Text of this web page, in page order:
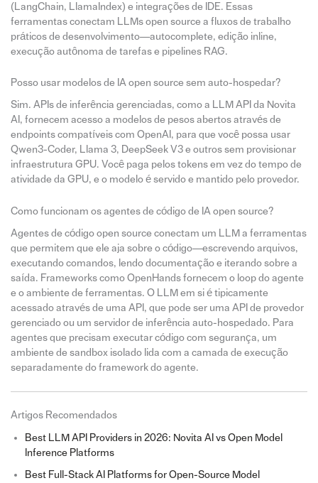
(LangChain, LlamaIndex) e integrações de IDE. Essas
ferramentas conectam LLMs open source a fluxos de trabalho
práticos de desenvolvimento—autocomplete, edição inline,
execução autônoma de tarefas e pipelines RAG.
Posso usar modelos de IA open source sem auto-hospedar?
Sim. APIs de inferência gerenciadas, como a LLM API da Novita
AI, fornecem acesso a modelos de pesos abertos através de
endpoints compatíveis com OpenAI, para que você possa usar
Qwen3-Coder, Llama 3, DeepSeek V3 e outros sem provisionar
infraestrutura GPU. Você paga pelos tokens em vez do tempo de
atividade da GPU, e o modelo é servido e mantido pelo provedor.
Como funcionam os agentes de código de IA open source?
Agentes de código open source conectam um LLM a ferramentas
que permitem que ele aja sobre o código—escrevendo arquivos,
executando comandos, lendo documentação e iterando sobre a
saída. Frameworks como OpenHands fornecem o loop do agente
e o ambiente de ferramentas. O LLM em si é tipicamente
acessado através de uma API, que pode ser uma API de provedor
gerenciado ou um servidor de inferência auto-hospedado. Para
agentes que precisam executar código com segurança, um
ambiente de sandbox isolado lida com a camada de execução
separadamente do framework do agente.
Artigos Recomendados
Best LLM API Providers in 2026: Novita AI vs Open Model
Inference Platforms
Best Full-Stack AI Platforms for Open-Source Model